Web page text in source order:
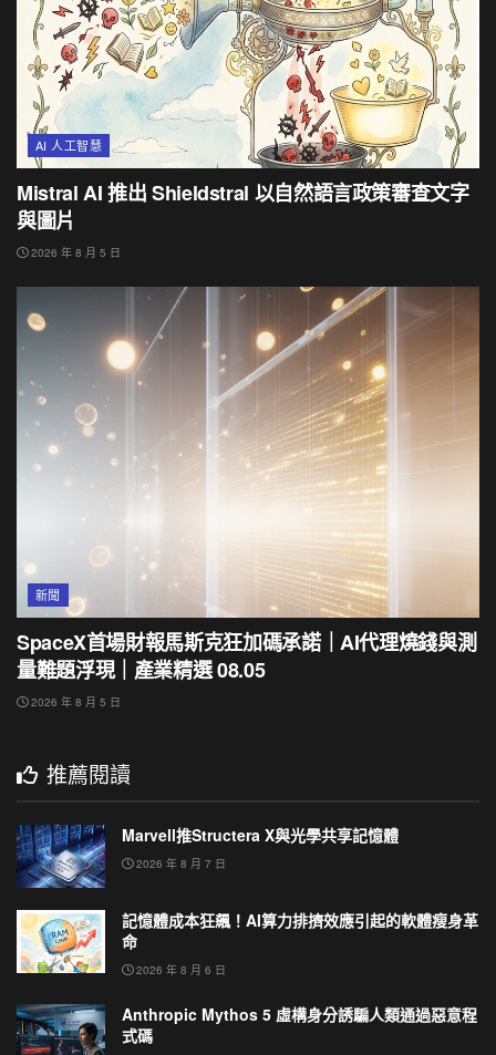
AI 人工智慧
Mistral AI 推出 Shieldstral 以自然語言政策審查文字
與圖片
2026 年 8 月 5 日
新聞
SpaceX首場財報馬斯克狂加碼承諾｜AI代理燒錢與測
量難題浮現｜產業精選 08.05
2026 年 8 月 5 日
推薦閱讀
Marvell推Structera X與光學共享記憶體
2026 年 8 月 7 日
記憶體成本狂飆！AI算力排擠效應引起的軟體瘦身革
命
2026 年 8 月 6 日
Anthropic Mythos 5 虛構身分誘騙人類通過惡意程
式碼